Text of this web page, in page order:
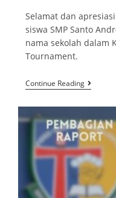
Selamat dan
siswa SMP Santo
nama sekolah dalam
Tournament.
Continue Reading